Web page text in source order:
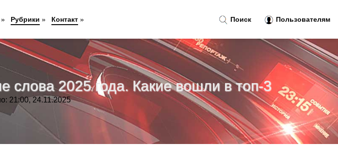
слова 2025 года. Какие вошли в топ-3
21:00, 24.11.2025
Поиск Пользователям
» Рубрики » Контакт»